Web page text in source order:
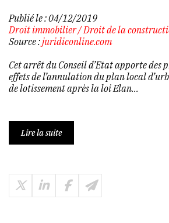
Publié le :04/12/2019
Droit immobilier/Droit de la
Source :juridiconline.com
Cet arrêt du Conseil d’Etat apporte des
effets de l’annulation du plan local
de lotissement après la loi Elan...
Lire la suite